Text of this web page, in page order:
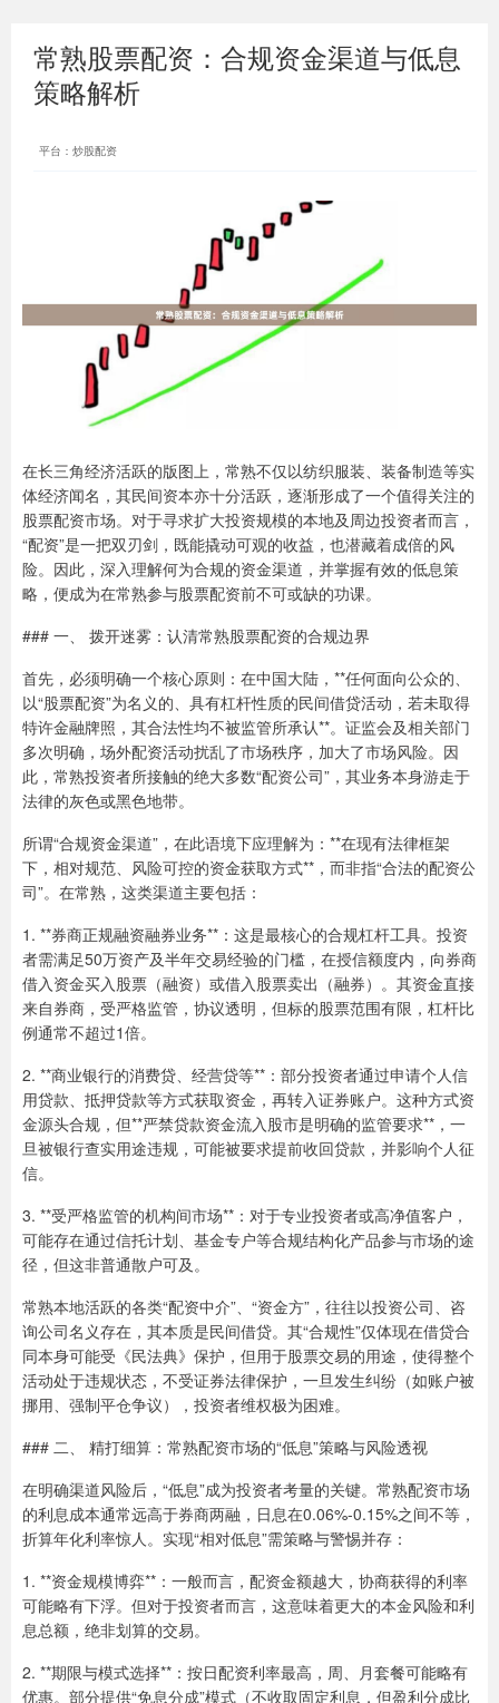
常熟股票配资：合规资金渠道与低息
策略解析
平台：炒股配资
在长三角经济活跃的版图上，常熟不仅以纺织服装、装备制造等实
体经济闻名，其民间资本亦十分活跃，逐渐形成了一个值得关注的
股票配资市场。对于寻求扩大投资规模的本地及周边投资者而言，
“配资”是一把双刃剑，既能撬动可观的收益，也潜藏着成倍的风
险。因此，深入理解何为合规的资金渠道，并掌握有效的低息策
略，便成为在常熟参与股票配资前不可或缺的功课。
### 一、 拨开迷雾：认清常熟股票配资的合规边界
首先，必须明确一个核心原则：在中国大陆，**任何面向公众的、
以“股票配资”为名义的、具有杠杆性质的民间借贷活动，若未取得
特许金融牌照，其合法性均不被监管所承认**。证监会及相关部门
多次明确，场外配资活动扰乱了市场秩序，加大了市场风险。因
此，常熟投资者所接触的绝大多数“配资公司”，其业务本身游走于
法律的灰色或黑色地带。
所谓“合规资金渠道”，在此语境下应理解为：**在现有法律框架
下，相对规范、风险可控的资金获取方式**，而非指“合法的配资公
司”。在常熟，这类渠道主要包括：
1. **券商正规融资融券业务**：这是最核心的合规杠杆工具。投资
者需满足50万资产及半年交易经验的门槛，在授信额度内，向券商
借入资金买入股票（融资）或借入股票卖出（融券）。其资金直接
来自券商，受严格监管，协议透明，但标的股票范围有限，杠杆比
例通常不超过1倍。
2. **商业银行的消费贷、经营贷等**：部分投资者通过申请个人信
用贷款、抵押贷款等方式获取资金，再转入证券账户。这种方式资
金源头合规，但**严禁贷款资金流入股市是明确的监管要求**，一
旦被银行查实用途违规，可能被要求提前收回贷款，并影响个人征
信。
3. **受严格监管的机构间市场**：对于专业投资者或高净值客户，
可能存在通过信托计划、基金专户等合规结构化产品参与市场的途
径，但这非普通散户可及。
常熟本地活跃的各类“配资中介”、“资金方”，往往以投资公司、咨
询公司名义存在，其本质是民间借贷。其“合规性”仅体现在借贷合
同本身可能受《民法典》保护，但用于股票交易的用途，使得整个
活动处于违规状态，不受证券法律保护，一旦发生纠纷（如账户被
挪用、强制平仓争议），投资者维权极为困难。
### 二、 精打细算：常熟配资市场的“低息”策略与风险透视
在明确渠道风险后，“低息”成为投资者考量的关键。常熟配资市场
的利息成本通常远高于券商两融，日息在0.06%-0.15%之间不等，
折算年化利率惊人。实现“相对低息”需策略与警惕并存：
1. **资金规模博弈**：一般而言，配资金额越大，协商获得的利率
可能略有下浮。但对于投资者而言，这意味着更大的本金风险和利
息总额，绝非划算的交易。
2. **期限与模式选择**：按日配资利率最高，周、月套餐可能略有
优惠。部分提供“免息分成”模式（不收取固定利息，但盈利分成比